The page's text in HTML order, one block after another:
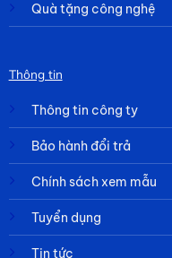
Quà tặng công nghệ
Thông tin
Thông tin công ty
Bảo hành đổi trả
Chính sách xem mẫu
Tuyển dụng
Tin tức